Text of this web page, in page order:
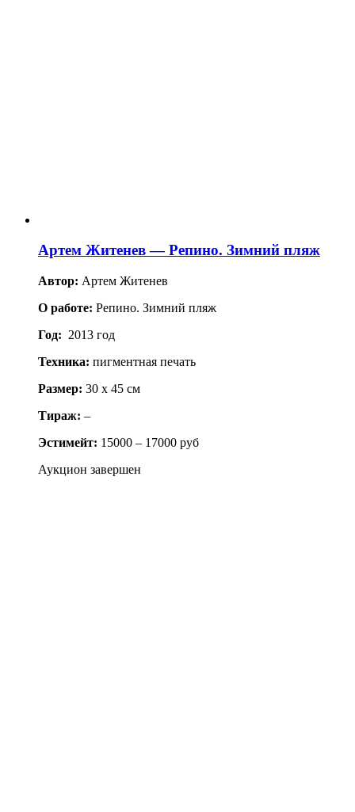
Артем Житенев — Репино. Зимний пляж
Автор: Артем Житенев
О работе: Репино. Зимний пляж
Год: 2013 год
Техника: пигментная печать
Размер: 30 x 45 см
Тираж: –
Эстимейт: 15000 – 17000 руб
Аукцион завершен